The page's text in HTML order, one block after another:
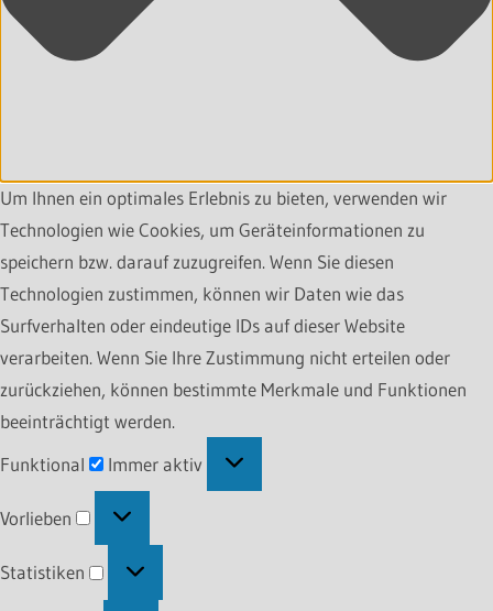
Um Ihnen ein optimales Erlebnis zu bieten, verwenden wir
Technologien wie Cookies, um Geräteinformationen zu
speichern bzw. darauf zuzugreifen. Wenn Sie diesen
Technologien zustimmen, können wir Daten wie das
Surfverhalten oder eindeutige IDs auf dieser Website
verarbeiten. Wenn Sie Ihre Zustimmung nicht erteilen oder
zurückziehen, können bestimmte Merkmale und Funktionen
beeinträchtigt werden.
Funktional
Immer aktiv
Vorlieben
Vorlieben
Statistiken
Statistiken